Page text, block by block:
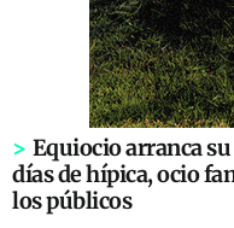
> Equiocio arranca
días de hípica, ocio
los públicos